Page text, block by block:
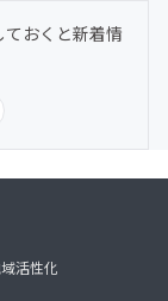
おくと新着情
活性化